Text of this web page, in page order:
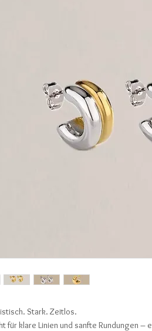
Stark. Zeitlos.
für klare Linien und sanfte Rundungen –